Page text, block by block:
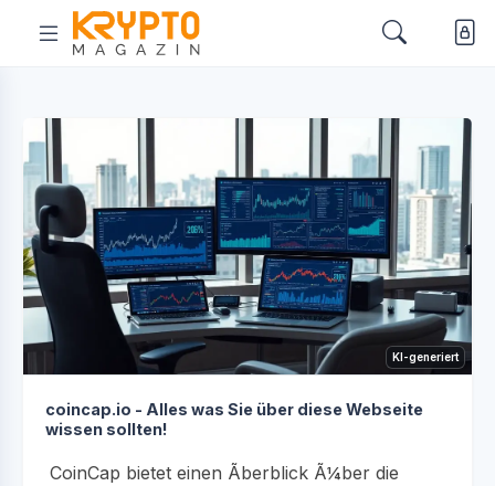
KI-generiert
coincap.io - Alles was Sie über diese Webseite
wissen sollten!
CoinCap bietet einen Ãberblick Ã¼ber die